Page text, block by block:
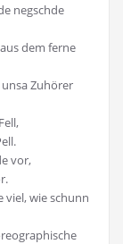
negschde
dem ferne
unsa Zuhörer
vor,
viel, wie schunn